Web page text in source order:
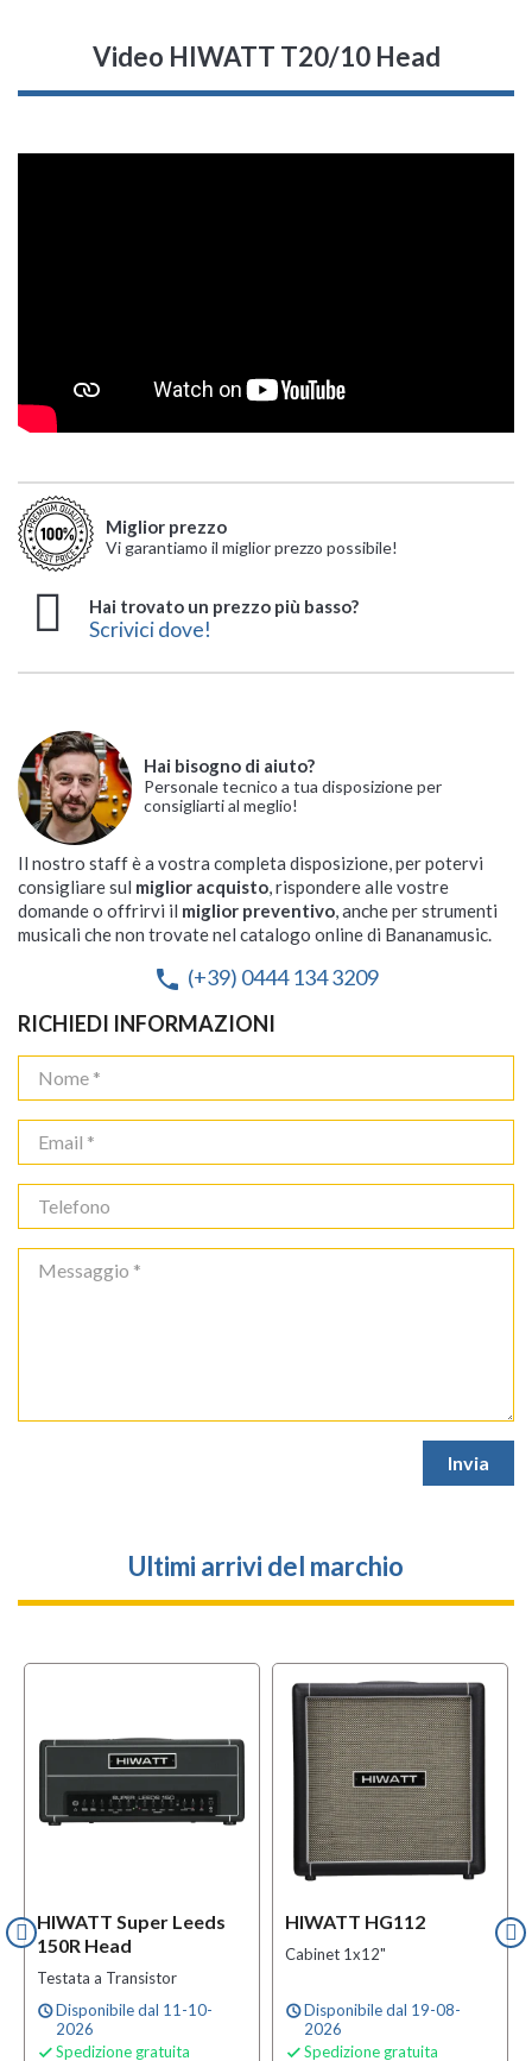
Video HIWATT T20/10 Head
Miglior prezzo
Vi garantiamo il miglior prezzo possibile!
Hai trovato un prezzo più basso?
Scrivici dove!
Hai bisogno di aiuto?
Personale tecnico a tua disposizione per
consigliarti al meglio!
Il nostro staff è a vostra completa disposizione, per potervi
consigliare sul miglior acquisto , rispondere alle vostre
domande o offrirvi il miglior preventivo , anche per strumenti
musicali che non trovate nel catalogo online di Bananamusic.
phone (+39) 0444 134 3209
RICHIEDI INFORMAZIONI
Ultimi arrivi del marchio
HIWATT Super Leeds
150R Head
Testata a Transistor
scheduleDisponibile dal 11-10-
2026
 Spedizione gratuita
HIWATT HG112
Cabinet 1x12"
scheduleDisponibile dal 19-08-
2026
 Spedizione gratuita